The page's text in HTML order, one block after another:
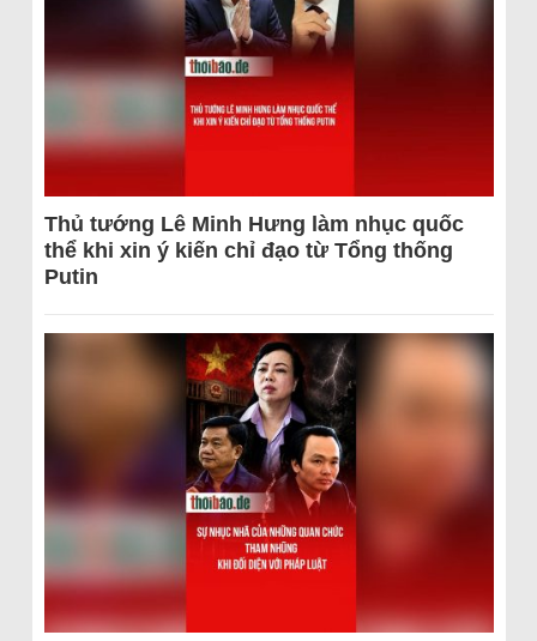
Thủ tướng Lê Minh Hưng làm nhục quốc
thể khi xin ý kiến chỉ đạo từ Tổng thống
Putin